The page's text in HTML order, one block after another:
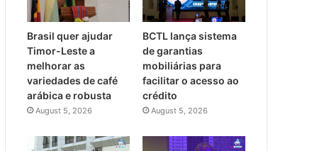
Brasil quer ajudar
Timor-Leste a
melhorar as
variedades de café
arábica e robusta
August 5, 2026
BCTL lança sistema
de garantias
mobiliárias para
facilitar o acesso ao
crédito
August 5, 2026